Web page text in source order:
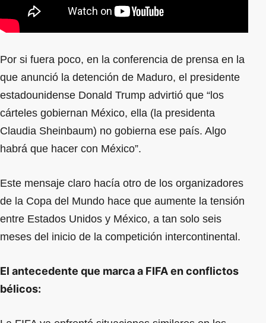
Por si fuera poco, en la conferencia de prensa en la
que anunció la detención de Maduro, el presidente
estadounidense Donald Trump advirtió que “los
cárteles gobiernan México, ella (la presidenta
Claudia Sheinbaum) no gobierna ese país. Algo
habrá que hacer con México”.
Este mensaje claro hacía otro de los organizadores
de la Copa del Mundo hace que aumente la tensión
entre Estados Unidos y México, a tan solo seis
meses del inicio de la competición intercontinental.
El antecedente que marca a FIFA en conflictos
bélicos: